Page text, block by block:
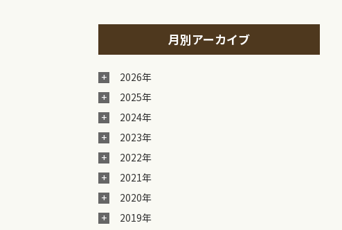
月別アーカイブ
2026年
2025年
2024年
2023年
2022年
2021年
2020年
2019年